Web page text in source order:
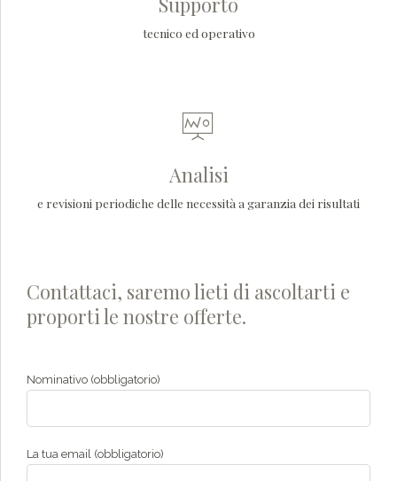
tecnico ed operativo
Analisi
e revisioni periodiche delle necessità a garanzia dei risultati
Contattaci, saremo lieti di ascoltarti e
proporti le nostre offerte.
Nominativo (obbligatorio)
La tua email (obbligatorio)